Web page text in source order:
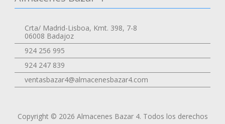
Crta/ Madrid-Lisboa, Kmt. 398, 7-8
06008 Badajoz
924 256 995
924 247 839
ventasbazar4@almacenesbazar4.com
Copyright © 2026 Almacenes Bazar 4. Todos los derechos